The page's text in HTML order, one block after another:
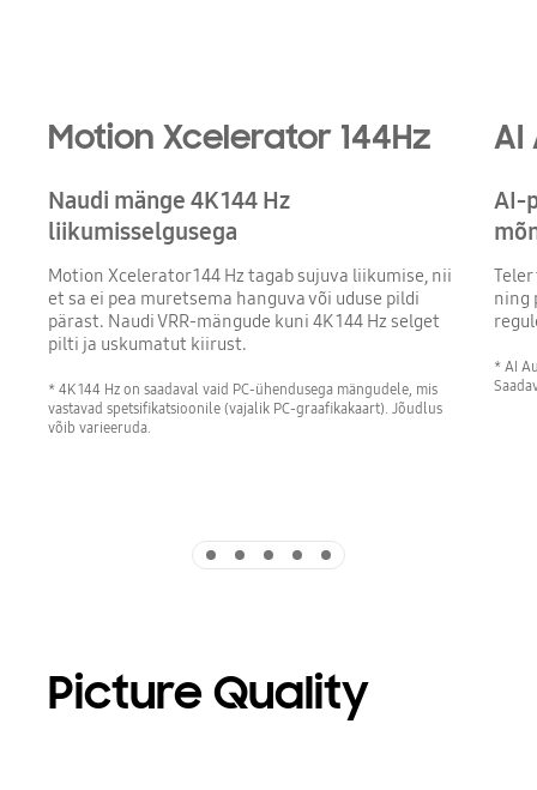
Motion Xcelerator 144Hz
Naudi mänge 4K 144 Hz
liikumisselgusega
Motion Xcelerator 144 Hz tagab sujuva liikumise, nii
et sa ei pea muretsema hanguva või uduse pildi
pärast. Naudi VRR-mängude kuni 4K 144 Hz selget
pilti ja uskumatut kiirust.
* 4K 144 Hz on saadaval vaid PC-ühendusega mängudele, mis
vastavad spetsifikatsioonile (vajalik PC-graafikakaart). Jõudlus
võib varieeruda.
AI
AI-
ning
* AI
Picture Quality